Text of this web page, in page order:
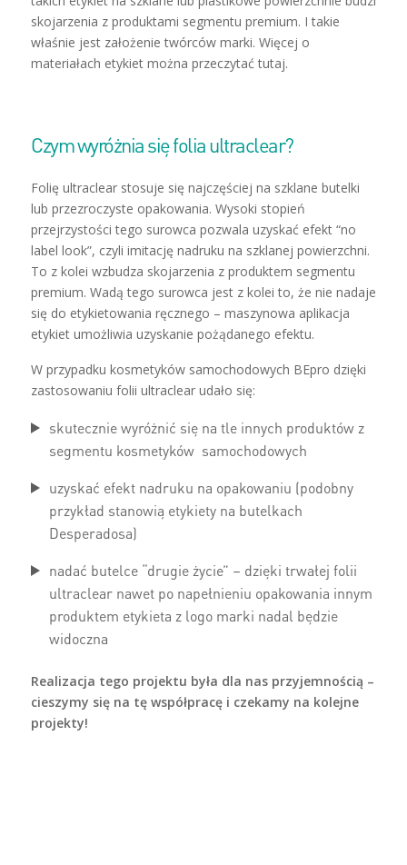
skojarzenia z produktami segmentu premium. I takie
właśnie jest założenie twórców marki. Więcej o
materiałach etykiet można przeczytać tutaj.
Czym wyróżnia się folia ultraclear?
Folię ultraclear stosuje się najczęściej na szklane butelki
lub przezroczyste opakowania. Wysoki stopień
przejrzystości tego surowca pozwala uzyskać efekt “no
label look”, czyli imitację nadruku na szklanej powierzchni.
To z kolei wzbudza skojarzenia z produktem segmentu
premium. Wadą tego surowca jest z kolei to, że nie nadaje
się do etykietowania ręcznego – maszynowa aplikacja
etykiet umożliwia uzyskanie pożądanego efektu.
W przypadku kosmetyków samochodowych BEpro dzięki
zastosowaniu folii ultraclear udało się:
skutecznie wyróżnić się na tle innych produktów z
segmentu kosmetyków samochodowych
uzyskać efekt nadruku na opakowaniu (podobny
przykład stanowią etykiety na butelkach
Desperadosa)
nadać butelce “drugie życie” – dzięki trwałej folii
ultraclear nawet po napełnieniu opakowania innym
produktem etykieta z logo marki nadal będzie
widoczna
Realizacja tego projektu była dla nas przyjemnością –
cieszymy się na tę współpracę i czekamy na kolejne
projekty!